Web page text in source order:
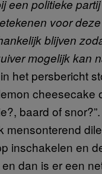
een politieke
voor
blijven
mogelijk kan
het persbericht
cheesecake
baard of
mensonterend
inschakelen en
dan is er een